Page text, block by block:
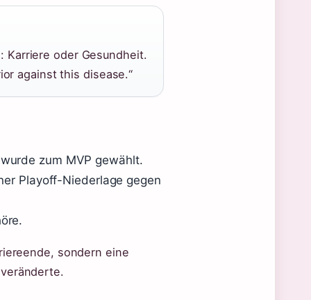
Karriere oder Gesundheit.
against this disease.“
zum MVP gewählt.
Playoff-Niederlage gegen
sondern eine